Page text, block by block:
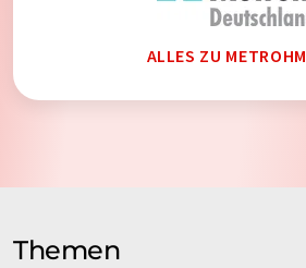
ALLES ZU METROHM
Themen